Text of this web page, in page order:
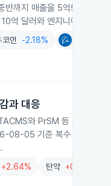
까지 매출을 5억5100만
억 달러와 엔지니어링 제품
코먼 -2.18%
과 대응
와 PrSM 등 장거리 정
08-05 기준 복수 소식통이
+2.64% 탄약 +0.92%